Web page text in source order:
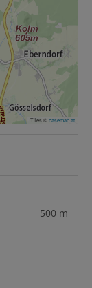
Tiles ©basemap.at
500 m